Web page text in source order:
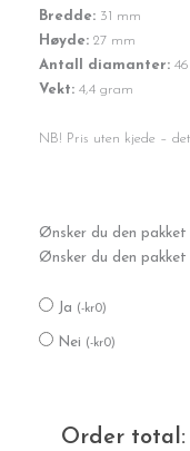
Bredde: 31 mm
Høyde: 27 mm
Antall diamanter:
Vekt: 4,4 gram
NB! Pris uten kjede –
Ønsker du den pakket
Ønsker du den pakket
Ja (-kr0)
Nei (-kr0)
Order total:
0,35ct
w-
antall